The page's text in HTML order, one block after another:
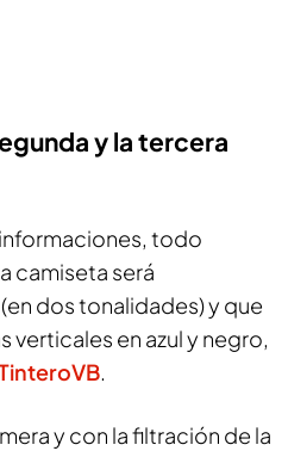
y la tercera
todo
camiseta será
dos tonalidades) y que
verticales en azul y negro,
.
y con la filtración de la